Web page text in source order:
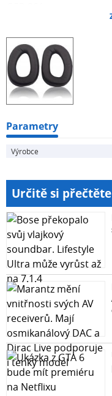
GSP 303
GSP 350
GSP 370
Balení obsahuje jeden
Parametry
Výrobce
Určitě si přečtěte